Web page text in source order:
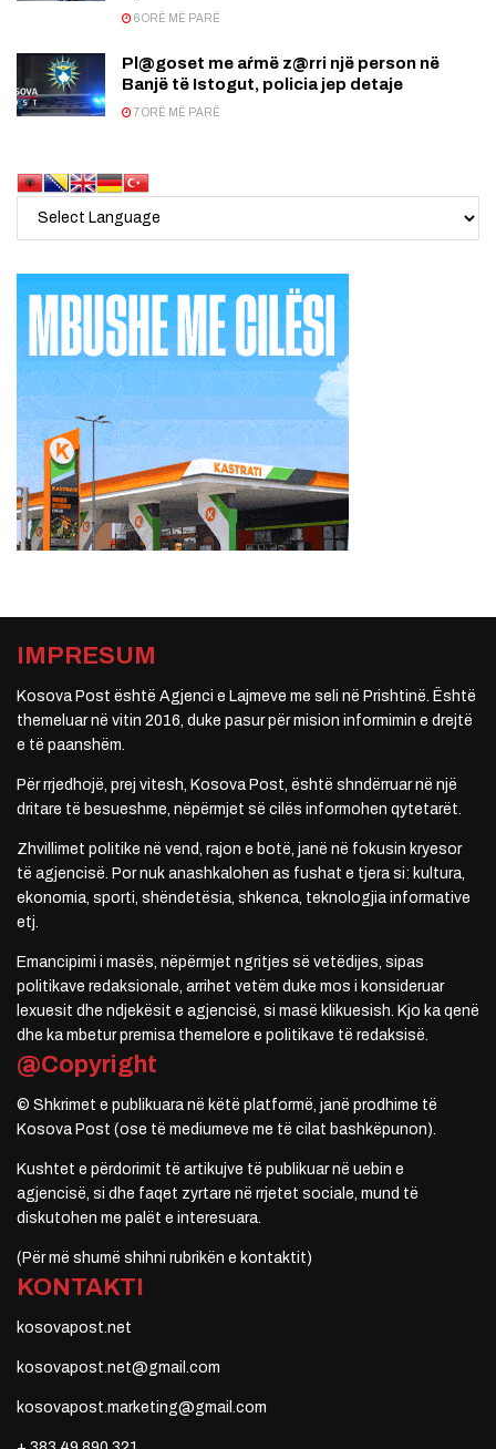
6 ORË MË PARË
Pl@goset me aŕmë z@rri një person në
Banjë të Istogut, policia jep detaje
7 ORË MË PARË
IMPRESUM
Kosova Post është Agjenci e Lajmeve me seli në Prishtinë. Është
themeluar në vitin 2016, duke pasur për mision informimin e drejtë
e të paanshëm.
Për rrjedhojë, prej vitesh, Kosova Post, është shndërruar në një
dritare të besueshme, nëpërmjet së cilës informohen qytetarët.
Zhvillimet politike në vend, rajon e botë, janë në fokusin kryesor
të agjencisë. Por nuk anashkalohen as fushat e tjera si: kultura,
ekonomia, sporti, shëndetësia, shkenca, teknologjia informative
etj.
Emancipimi i masës, nëpërmjet ngritjes së vetëdijes, sipas
politikave redaksionale, arrihet vetëm duke mos i konsideruar
lexuesit dhe ndjekësit e agjencisë, si masë klikuesish. Kjo ka qenë
dhe ka mbetur premisa themelore e politikave të redaksisë.
@Copyright
© Shkrimet e publikuara në këtë platformë, janë prodhime të
Kosova Post (ose të mediumeve me të cilat bashkëpunon).
Kushtet e përdorimit të artikujve të publikuar në uebin e
agjencisë, si dhe faqet zyrtare në rrjetet sociale, mund të
diskutohen me palët e interesuara.
(Për më shumë shihni rubrikën e kontaktit)
KONTAKTI
kosovapost.net
kosovapost.net@gmail.com
kosovapost.marketing@gmail.com